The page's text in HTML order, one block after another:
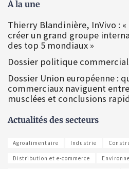
À la une
Thierry Blandinière, InVivo :
créer un grand groupe
des top 5 mondiaux »
Dossier politique
Dossier Union européenne :
commerciaux naviguent
musclées et conclusions
Actualités des secteurs
Agroalimentaire Industrie
Distribution et e-commerce